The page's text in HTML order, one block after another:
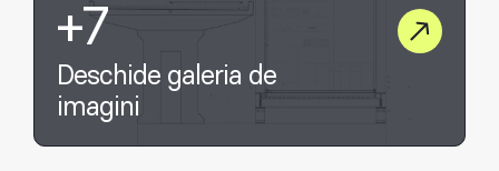
+7
Deschide galeria de
imagini